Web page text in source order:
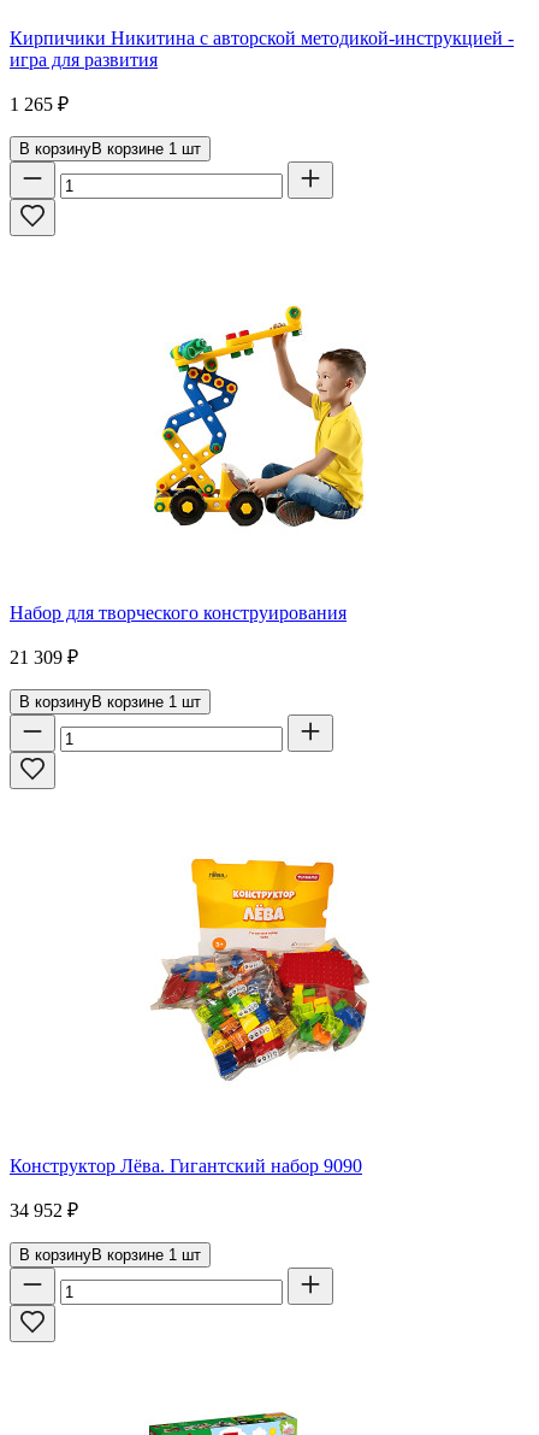
Кирпичики Никитина с авторской методикой-инструкцией -
игра для развития
1 265 ₽
В корзинуВ корзине 1 шт
Набор для творческого конструирования
21 309 ₽
В корзинуВ корзине 1 шт
Конструктор Лёва. Гигантский набор 9090
34 952 ₽
В корзинуВ корзине 1 шт